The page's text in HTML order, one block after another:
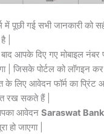
में पूछी गई सभी जानकारी को
|
आपके दिए गए मोबाइल
| जिसके पोर्टल को लॉगइन
के लिए आवेदन फॉर्म का
रख सकते हैं |
आवेदनSaraswat
हो जाएगा |